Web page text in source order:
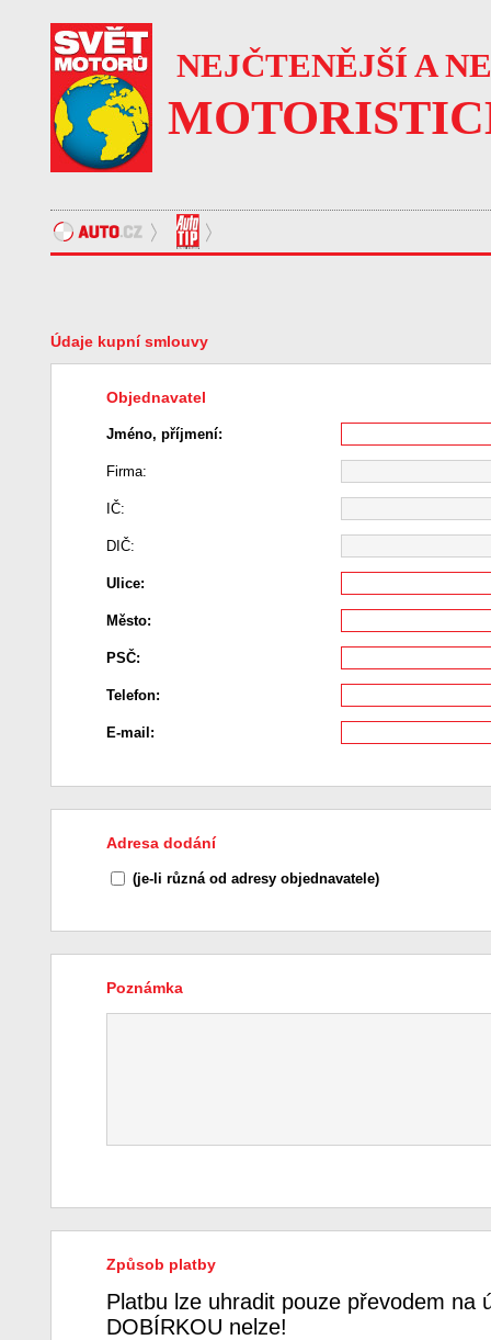
NEJČTENĚJŠÍ A
Údaje kupní smlouvy
Objednavatel
Jméno, příjmení:
Firma:
IČ:
DIČ:
Ulice:
Město:
PSČ:
Telefon:
E-mail:
Adresa dodání
(je-li různá od adresy objednavatele)
Poznámka
Způsob platby
Platbu lze uhradit pouze převodem na
DOBÍRKOU nelze!